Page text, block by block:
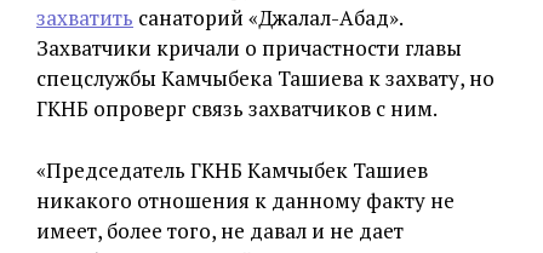
захватить санаторий «Джалал-Абад».
Захватчики кричали о причастности главы
спецслужбы Камчыбека Ташиева к захвату, но
ГКНБ опроверг связь захватчиков с ним.
«Председатель ГКНБ Камчыбек Ташиев
никакого отношения к данному факту не
имеет, более того, не давал и не дает